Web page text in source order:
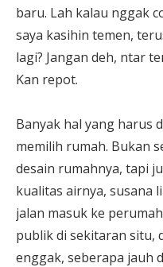
baru. Lah kalau nggak
saya kasihin temen,
lagi? Jangan deh, ntar
Kan repot.
Banyak hal yang harus
memilih rumah. Bukan
desain rumahnya, tapi
kualitas airnya, susana
jalan masuk ke
publik di sekitaran situ,
enggak, seberapa jauh